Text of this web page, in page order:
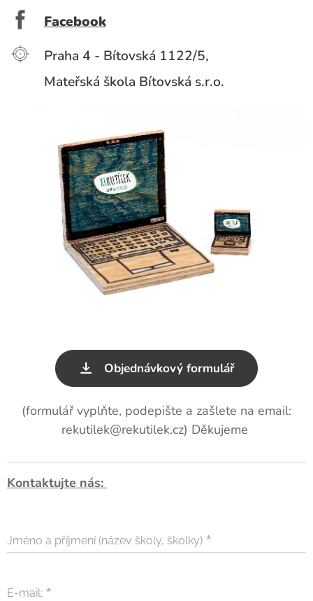
Facebook
Praha 4 - Bítovská 1122/5,
Mateřská škola Bítovská s.r.o.
Objednávkový formulář
(formulář vyplňte, podepište a zašlete na email:
rekutilek@rekutilek.cz) Děkujeme
Kontaktujte nás:
Jméno a příjmení (název školy, školky)
E-mail: